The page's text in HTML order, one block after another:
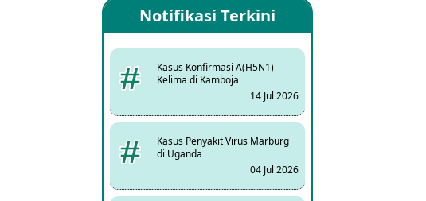
Notifikasi Terkini
Kasus Konfirmasi A(H5N1)
Kelima di Kamboja
14 Jul 2026
Kasus Penyakit Virus Marburg
di Uganda
04 Jul 2026